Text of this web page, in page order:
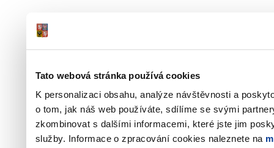
Tato webová stránka používá cookies
K personalizaci obsahu, analýze návštěvnosti a
o tom, jak náš web používáte, sdílíme se svými
zkombinovat s dalšími informacemi, které jste jim
služby. Informace o zpracování cookies naleznete na